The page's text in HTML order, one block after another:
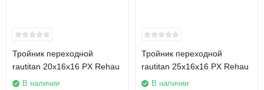
Тройник переходной
rautitan 20х16х16 PX Rehau
В наличии
Тройник переходной
rautitan 25х16х16 PX Rehau
В наличии